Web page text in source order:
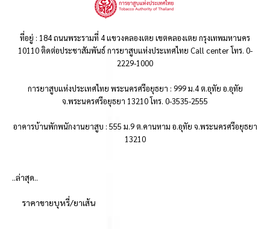
ที่อยู่ : 184 ถนนพระรามที่ 4 แขวงคลองเตย เขตคลองเตย กรุงเทพมหานคร
10110 ติดต่อประชาสัมพันธ์ การยาสูบแห่งประเทศไทย Call center โทร. 0-
2229-1000
การยาสูบแห่งประเทศไทย พระนครศรีอยุธยา : 999 ม.4 ต.อุทัย อ.อุทัย
จ.พระนครศรีอยุธยา 13210 โทร. 0-3535-2555
อาคารบ้านพักพนักงานยาสูบ : 555 ม.9 ต.คานหาม อ.อุทัย จ.พระนครศรีอยุธยา
13210
..ล่าสุด..
ราคาขายบุหรี่/ยาเส้น